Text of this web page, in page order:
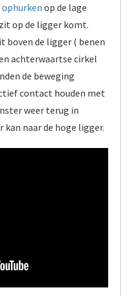
ophurken op de lage
op de ligger komt.
boven de ligger ( benen
achterwaartse cirkel
de beweging
contact houden met
weer terug in
kan naar de hoge ligger.